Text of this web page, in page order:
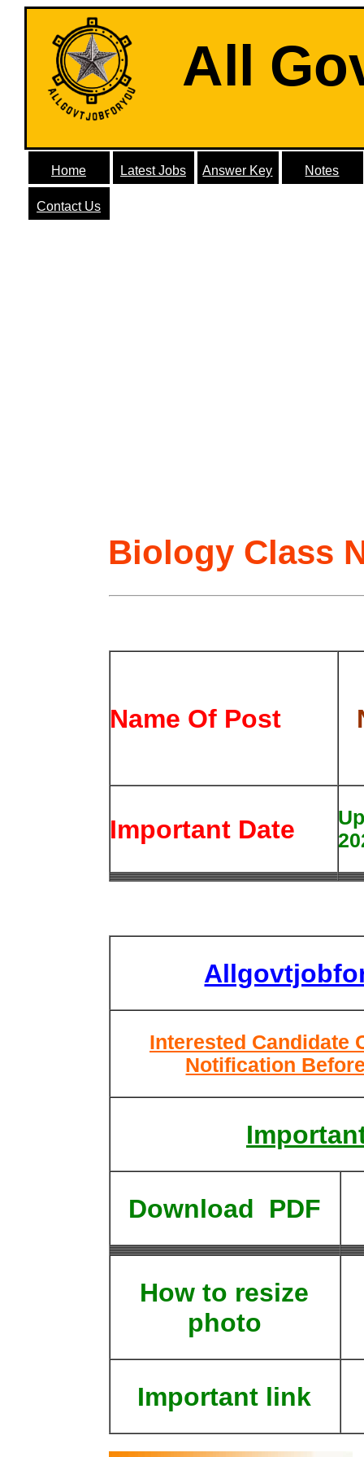
All
Home Latest Jobs Answer Key Notes
Contact Us
Biology Class
Name Of Post
Important Date
Interested Candidate
Notification
Download PDF
How to resize
photo
Important link